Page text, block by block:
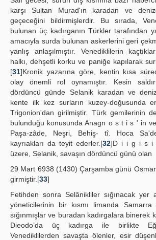
karşı Sultan Murad'ın karadan ve
geçeceğini bildirmişlerdir. Bu sırada,
bulunan üç kadırganın Türkler tarafından
amacıyla surda bulunan askerlerini geri
yanlış anlaşılmıştır. Venediklilerin
halkı, dehşetli korku ve paniğe kapılarak
[31]Kronik yazarına göre, kentin kısa
olay önemli rol oynamıştır. Kesin
dördüncü günde Selanik karadan ve
kente ilk kez surların kuzey-doğusunda
Trigonion'dan girilmiştir. Türk gemilerinin
bulunduğu konusunda Anagn o s t i s ' in
Paşa-zâde, Neşri, Behiş- tî. Hoca
kayrıakları da teyit ederler.[32]D i i g i s i
üzere, Selanik, savaşın dördüncü günü olan
29 Mart 6938 (1430) Çarşamba günü
girmiştir.[33]
Fetihden sonra Selânikliler sığınacak yer
yöneticilerinin bir kısmı limanda
sığınmışlar ve buradan kadırgalara binerek
Dieodo’da üç kadırga ile birlikte
Venediklilerden savaşta ölenler, esir